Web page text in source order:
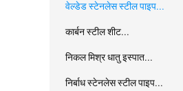
वेल्डेड स्टेनलेस स्टील पाइप...
कार्बन स्टील शीट...
निकल मिश्र धातु इस्पात...
निर्बाध स्टेनलेस स्टील पाइप...